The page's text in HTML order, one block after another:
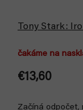
Tony Stark:
čakáme na
€13,60
Začíná odpočet,